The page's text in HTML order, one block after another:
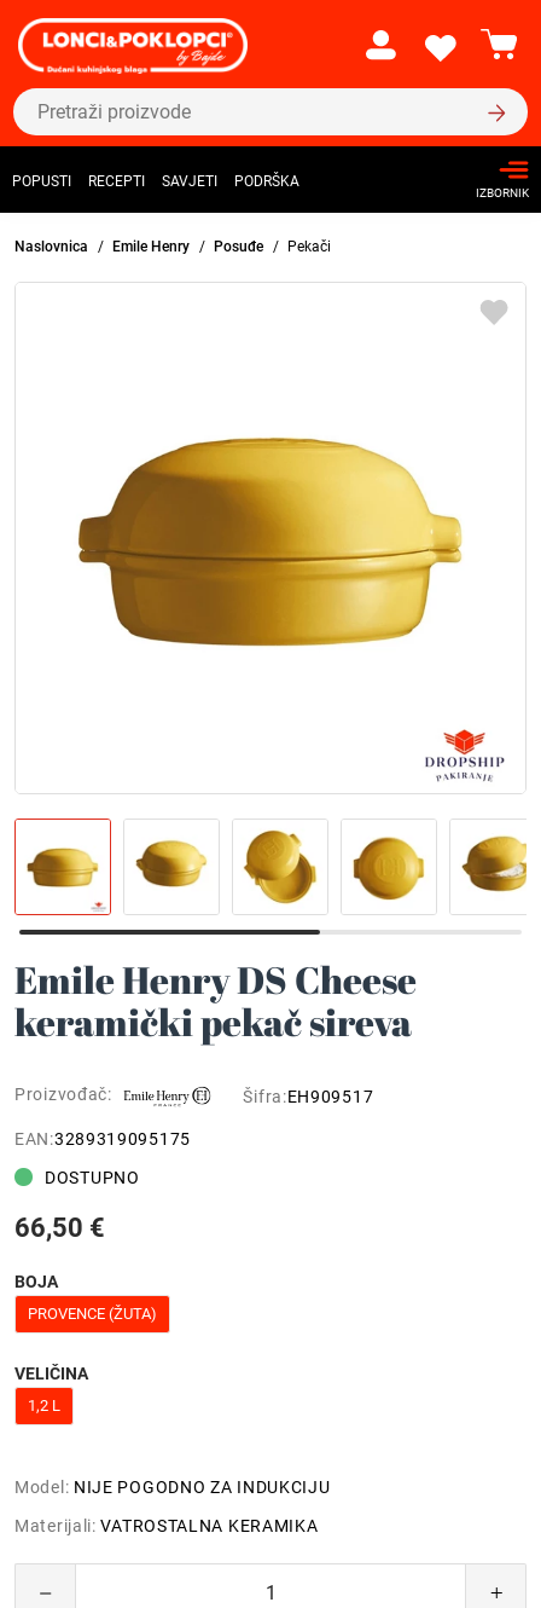
POPUSTI RECEPTI SAVJETI PODRŠKA
IZBORNIK
Naslovnica Emile Henry Posuđe Pekači
Emile Henry DS Cheese
keramički pekač sireva
Proizvođač: Šifra:EH909517
EAN:3289319095175
DOSTUPNO
66,50 €
BOJA
PROVENCE (ŽUTA)
VELIČINA
1,2 L
Model: NIJE POGODNO ZA INDUKCIJU
Materijali: VATROSTALNA KERAMIKA